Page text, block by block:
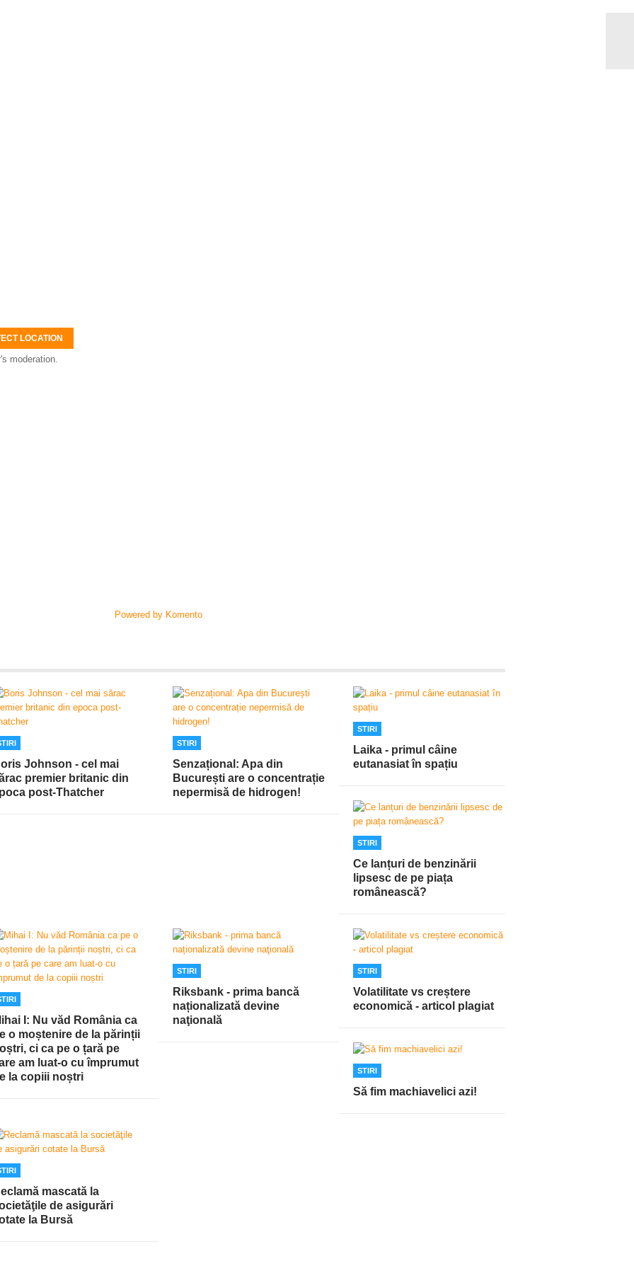
LOCATION
moderation.
Powered by Komento
Johnson - cel mai
premier britanic din
post-Thatcher
STIRI
Senzațional: Apa din
București are o concentrație
nepermisă de hidrogen!
STIRI
Laika - primul câine
eutanasiat în spațiu
STIRI
Ce lanțuri de benzinării
lipsesc de pe piața
românească?
I: Nu văd România ca
o moștenire de la părinții
ci ca pe o țară pe
am luat-o cu împrumut
la copiii noștri
STIRI
Riksbank - prima bancă
naționalizată devine
naţională
STIRI
Volatilitate vs creștere
economică - articol plagiat
STIRI
Să fim machiavelici azi!
mascată la
de asigurări
la Bursă